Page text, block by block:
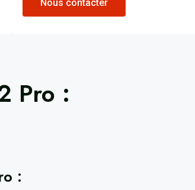
Nous contacter
Pro ​ :
: